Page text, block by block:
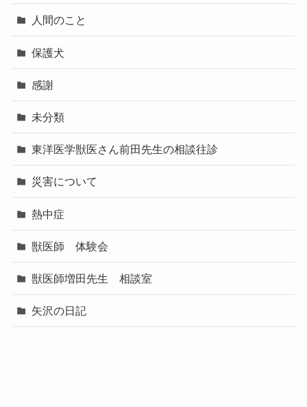
人間のこと
保護犬
感謝
未分類
東洋医学獣医さん前田先生の相談往診
災害について
熱中症
獣医師 体験会
獣医師増田先生 相談室
矢沢の日記